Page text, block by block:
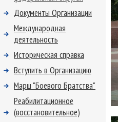
Документы Организации
Международная
деятельность
Историческая справка
Вступить в Организацию
Марш "Боевого Братства"
Реабилитационное
(восстановительное)